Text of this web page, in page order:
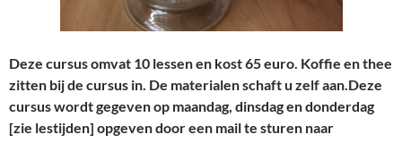
Deze cursus omvat 10 lessen en kost 65 euro. Koffie en thee
zitten bij de cursus in. De materialen schaft u zelf aan.Deze
cursus wordt gegeven op maandag, dinsdag en donderdag
[zie lestijden] opgeven door een mail te sturen naar